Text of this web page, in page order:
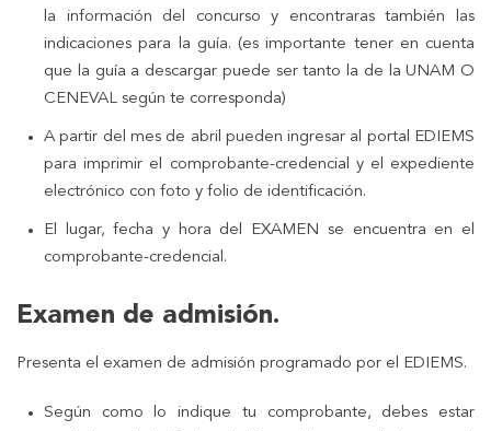
la información del concurso y encontraras también las
indicaciones para la guía. (es importante tener en cuenta
que la guía a descargar puede ser tanto la de la UNAM O
CENEVAL según te corresponda)
A partir del mes de abril pueden ingresar al portal EDIEMS
para imprimir el comprobante-credencial y el expediente
electrónico con foto y folio de identificación.
El lugar, fecha y hora del EXAMEN se encuentra en el
comprobante-credencial.
Examen de admisión.
Presenta el examen de admisión programado por el EDIEMS.
Según como lo indique tu comprobante, debes estar